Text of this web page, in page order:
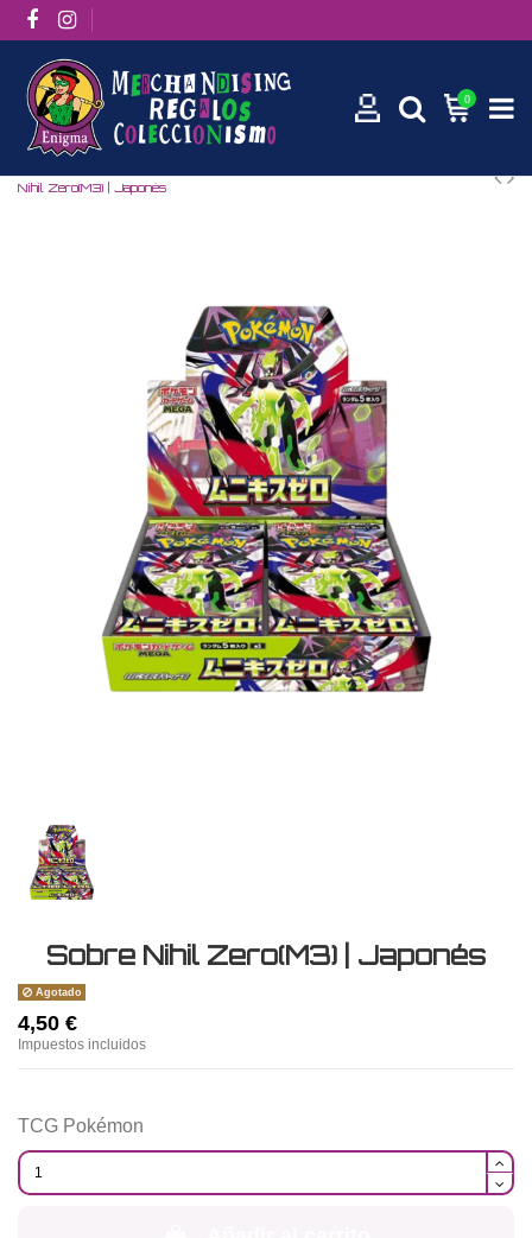
0
Nihil Zero(M3) | Japonés
Sobre Nihil Zero(M3) | Japonés
Agotado
4,50 €
Impuestos incluidos
TCG Pokémon